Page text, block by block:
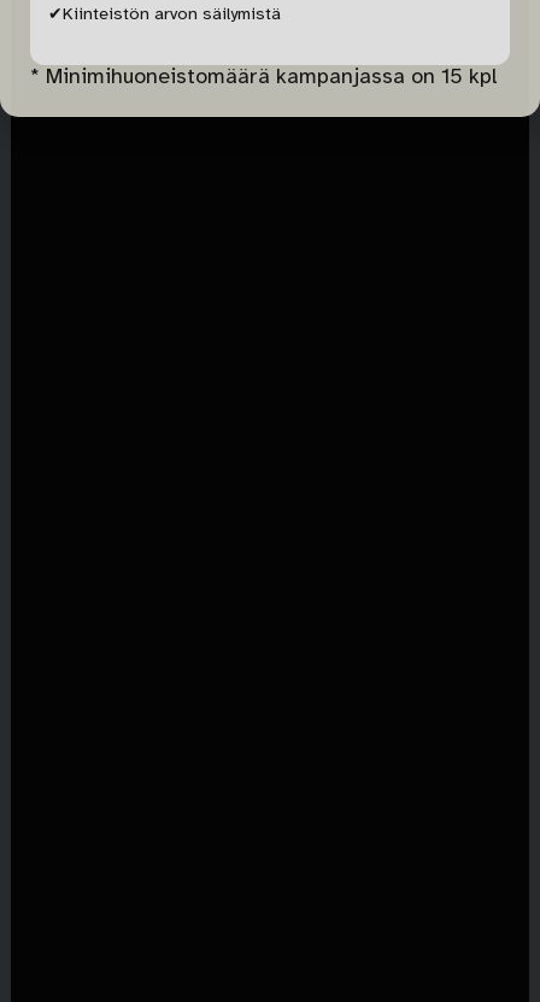
✔Kiinteistön arvon säilymistä
* Minimihuoneistomäärä kampanjassa on 15 kpl